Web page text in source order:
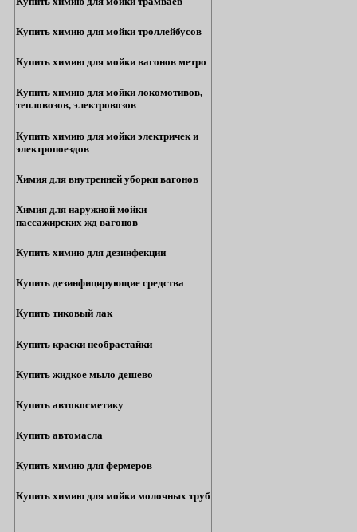
Купить химию для мойки троллейбусов
Купить химию для мойки вагонов метро
Купить химию для мойки локомотивов,
тепловозов, электровозов
Купить химию для мойки электричек и
электропоездов
Химия для внутренней уборки вагонов
Химия для наружной мойки
пассажирских жд вагонов
Купить химию для дезинфекции
Купить дезинфицирующие средства
Купить тиковый лак
Купить краски необрастайки
Купить жидкое мыло дешево
Купить автокосметику
Купить автомасла
Купить химию для фермеров
Купить химию для мойки молочных труб